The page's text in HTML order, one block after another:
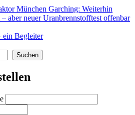
München Garching: Weiterhin
aber neuer Uranbrennstofftest offenbar
ein Begleiter
Suchen